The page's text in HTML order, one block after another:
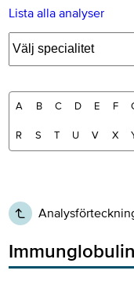
Lista alla analyser
A B C D E F
R S T U V X